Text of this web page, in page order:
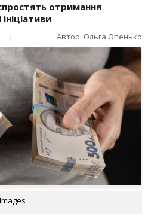
отримання
| Автор: Ольга Опенько